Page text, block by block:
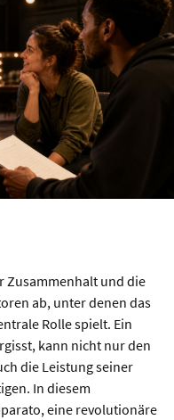
Zusammenhalt und die
ab, unter denen das
Rolle spielt. Ein
kann nicht nur den
die Leistung seiner
In diesem
eine revolutionäre